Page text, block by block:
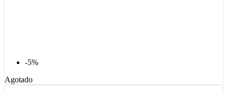
-5%
Agotado